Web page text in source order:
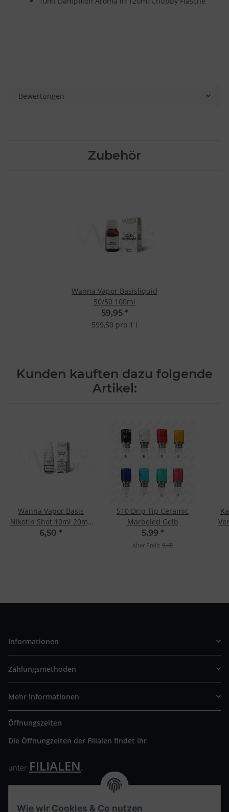
Bewertungen
Zubehör
Wanna Vapor Basisliquid
50/50 100ml
59,95 *
599,50 pro 1 l
Kunden kauften dazu folgende
Artikel:
Wanna Vapor Basis
Nikotin Shot 10ml 20mg
- 70/30
6,50 *
510 Drip Tip Ceramic
Marbeled Gelb
5,99 *
Alter Preis: 9,45
Informationen
Zahlungsmethoden
Mehr Informationen
Öffnungszeiten
Die Öffnungzeiten der Filialen findet ihr
unter FILIALEN.
Wir freuen uns auf Euren Besuch. Bitte beachtet die
Wie wir Cookies & Co nutzen